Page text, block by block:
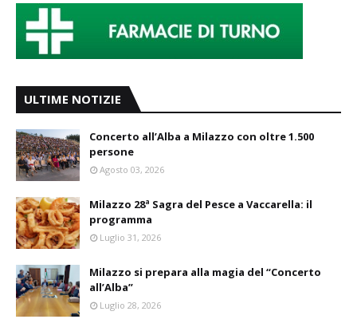
ULTIME NOTIZIE
Concerto all’Alba a Milazzo con oltre 1.500
persone
Agosto 03, 2026
Milazzo 28ª Sagra del Pesce a Vaccarella: il
programma
Luglio 31, 2026
Milazzo si prepara alla magia del “Concerto
all’Alba”
Luglio 28, 2026